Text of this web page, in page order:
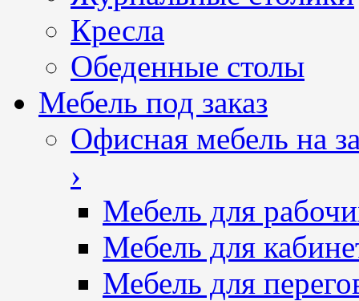
Кресла
Обеденные столы
Мебель под заказ
Офисная мебель на
›
Мебель для
Мебель для
Мебель для